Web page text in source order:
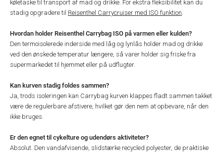
køletaske til transport af mad og drikke. For ekstra fleksibilitet kan du
stadig opgradere til Reisenthel Carrycruiser med ISO funktion.
Hvordan holder Reisenthel Carrybag ISO på varmen eller kulden?
Den termoisolerede inderside med låg og lynlås holder mad og drikke
ved den ønskede temperatur længere, så varer holder sig friske fra
supermarkedet til hjemmet eller på udflugter.
Kan kurven stadig foldes sammen?
Ja, trods isoleringen kan Carrybag kurven klappes fladt sammen takket
være de regulerbare afstivere, hvilket gør den nem at opbevare, når den
ikke bruges.
Er den egnet til cykelture og udendørs aktiviteter?
Absolut. Den vandafvisende, slidstærke recycled polyester, de praktiske